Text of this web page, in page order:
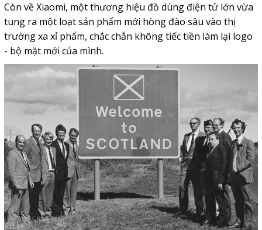
Còn về Xiaomi, một thương hiệu đồ dùng điện tử lớn vừa
tung ra một loạt sản phẩm mới hòng đào sâu vào thị
trường xa xỉ phẩm, chắc chắn không tiếc tiền làm lại logo
- bộ mặt mới của mình.